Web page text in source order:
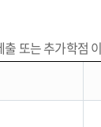
또는 추가학점